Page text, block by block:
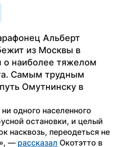
Альберт
из Москвы в
о наиболее тяжелом
Самым трудным
Омутнинску в
одного населенного
остановки, и целый
насквозь, переодеться не
— рассказал Окотэтто в